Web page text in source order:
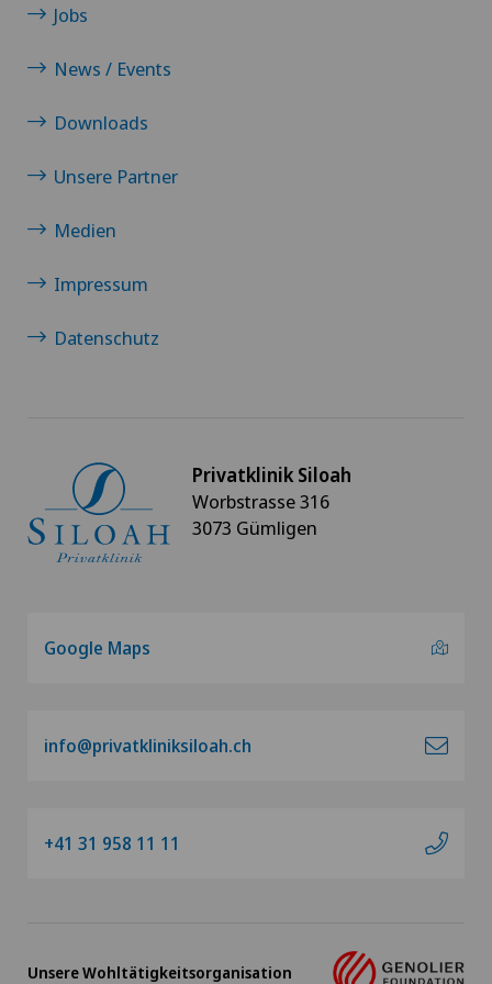
Jobs
News / Events
Downloads
Unsere Partner
Medien
Impressum
Datenschutz
Privatklinik Siloah
Worbstrasse 316
3073 Gümligen
Google Maps
info@privatkliniksiloah.ch
+41 31 958 11 11
Unsere Wohltätigkeitsorganisation